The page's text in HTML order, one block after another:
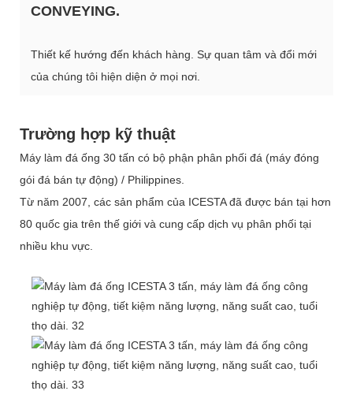
CONVEYING.
Thiết kế hướng đến khách hàng. Sự quan tâm và đổi mới
của chúng tôi hiện diện ở mọi nơi.
Trường hợp kỹ thuật
Máy làm đá ống 30 tấn có bộ phận phân phối đá (máy đóng
gói đá bán tự động) / Philippines.
Từ năm 2007, các sản phẩm của ICESTA đã được bán tại hơn
80 quốc gia trên thế giới và cung cấp dịch vụ phân phối tại
nhiều khu vực.